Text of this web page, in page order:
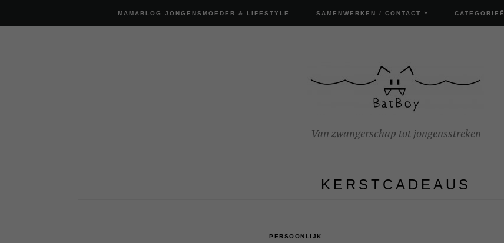
MAMABLOG JONGENSMOEDER & LIFESTYLE SAMENWERKEN / CONTACT
Van zwangerschap tot jongensstreken
KERSTCADEAUS
PERSOONLIJK